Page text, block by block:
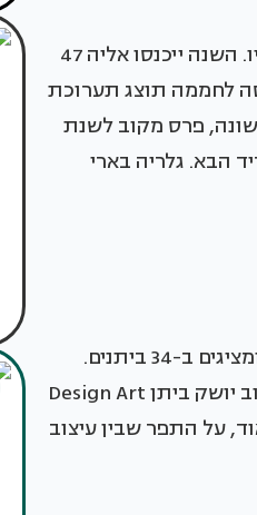
החממה לאמנים בראשית הדרך המקצועית היא הקטע שצבע טרי בנה את שמו עליו. השנה ייכנסו אליה 47
לחממה תוצג תערוכת
זוכת פרס ישראל מקוב לאמנית מבטיחה לשנת 2025. ולראשונה, פרס מקוב לשנת
שקל ותערוכת יחיד ביריד הבא. גלריה בארי
המתחם של מעצבי המוצר, הקרמיקה, הזכוכית והריהוט גדל השנה ל-50 מציגות ומציגים ב-34 ביתנים.
כמחצית מהם מגיעים ליריד לראשונה, חלקם בוגרי שנה שעברה. בצד מתחם העיצוב יושק ביתן Design Art
מאוד, על התפר שבין עיצוב